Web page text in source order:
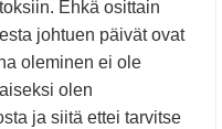
Ehkä osittain
johtuen päivät ovat
oleminen ei ole
olen
ja siitä ettei tarvitse